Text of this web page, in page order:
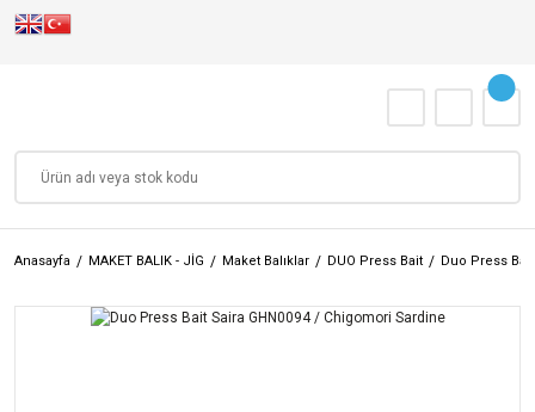
Anasayfa MAKET BALIK - JİG Maket Balıklar DUO Press Bait Duo Press